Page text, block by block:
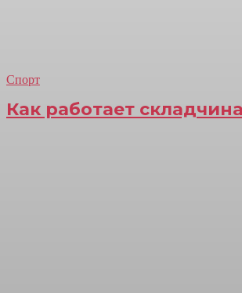
Спорт
Как работает